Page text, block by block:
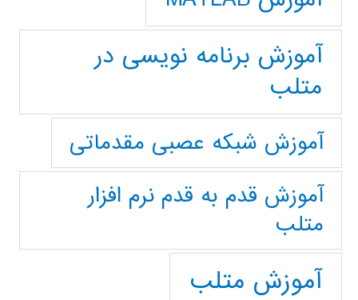
آموزش برنامه نویسی در
متلب
آموزش شبکه عصبی مقدماتی
آموزش قدم به قدم نرم افزار
متلب
آموزش متلب